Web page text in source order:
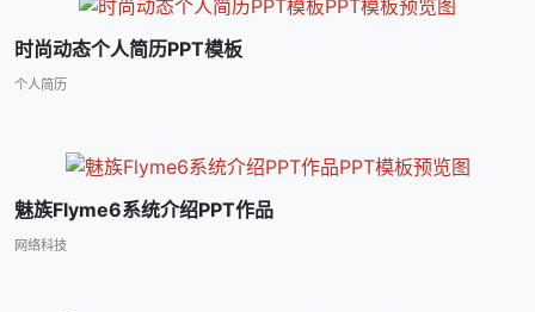
时尚动态个人简历PPT模板
个人简历
魅族Flyme6系统介绍PPT作品
网络科技